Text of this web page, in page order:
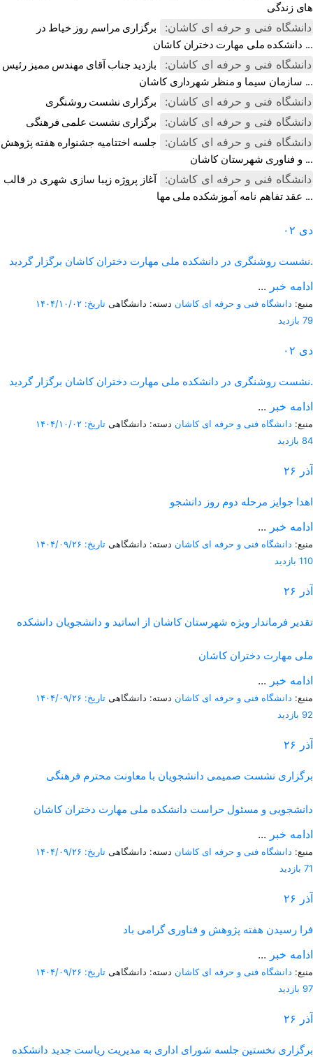
های زندگی
دانشگاه فنی و حرفه ای کاشان:
برگزاری مراسم روز خیاط در
دانشکده ملی مهارت دختران کاشان ...
دانشگاه فنی و حرفه ای کاشان:
بازدید جناب آقای مهندس ممیز رئیس
سازمان سیما و منظر شهرداری کاشان ...
دانشگاه فنی و حرفه ای کاشان: برگزاری نشست روشنگری
دانشگاه فنی و حرفه ای کاشان: برگزاری نشست علمی فرهنگی
دانشگاه فنی و حرفه ای کاشان:
جلسه اختتامیه جشنواره هفته پژوهش
و فناوری شهرستان کاشان ...
دانشگاه فنی و حرفه ای کاشان:
آغاز پروژه زیبا سازی شهری در قالب
عقد تفاهم نامه آموزشکده ملی مها ...
۰۲ دی
نشست روشنگری در دانشکده ملی مهارت دختران کاشان برگزار گردید.
... ادامه خبر
منبع: دانشگاه فنی و حرفه ای کاشان دسته: دانشگاهی تاریخ: ۱۴۰۴/۱۰/۰۲
79 بازدید
۰۲ دی
نشست روشنگری در دانشکده ملی مهارت دختران کاشان برگزار گردید.
... ادامه خبر
منبع: دانشگاه فنی و حرفه ای کاشان دسته: دانشگاهی تاریخ: ۱۴۰۴/۱۰/۰۲
84 بازدید
۲۶ آذر
اهدا جوایز مرحله دوم روز دانشجو
... ادامه خبر
منبع: دانشگاه فنی و حرفه ای کاشان دسته: دانشگاهی تاریخ: ۱۴۰۴/۰۹/۲۶
110 بازدید
۲۶ آذر
تقدیر فرماندار ویژه شهرستان کاشان از اساتید و دانشجویان دانشکده
ملی مهارت دختران کاشان
... ادامه خبر
منبع: دانشگاه فنی و حرفه ای کاشان دسته: دانشگاهی تاریخ: ۱۴۰۴/۰۹/۲۶
92 بازدید
۲۶ آذر
برگزاری نشست صمیمی دانشجویان با معاونت محترم فرهنگی
دانشجویی و مسئول حراست دانشکده ملی مهارت دختران کاشان
... ادامه خبر
منبع: دانشگاه فنی و حرفه ای کاشان دسته: دانشگاهی تاریخ: ۱۴۰۴/۰۹/۲۶
71 بازدید
۲۶ آذر
فرا رسیدن هفته پژوهش و فناوری گرامی باد
... ادامه خبر
منبع: دانشگاه فنی و حرفه ای کاشان دسته: دانشگاهی تاریخ: ۱۴۰۴/۰۹/۲۶
97 بازدید
۲۶ آذر
برگزاری نخستین جلسه شورای اداری به مدیریت ریاست جدید دانشکده